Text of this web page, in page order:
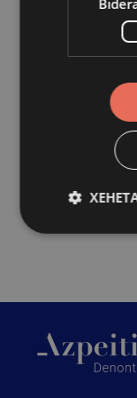
ikasturteko kirol
hasiko dira eta
igerilekuko
Haur eta gazteei
orekatua
jartzekoan,
jarduerak
oinarrizko
esate
kontuen
erabili